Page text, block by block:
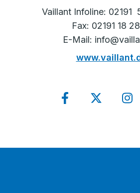
Vaillant Infoline: 02191
Fax: 02191 18
E-Mail: